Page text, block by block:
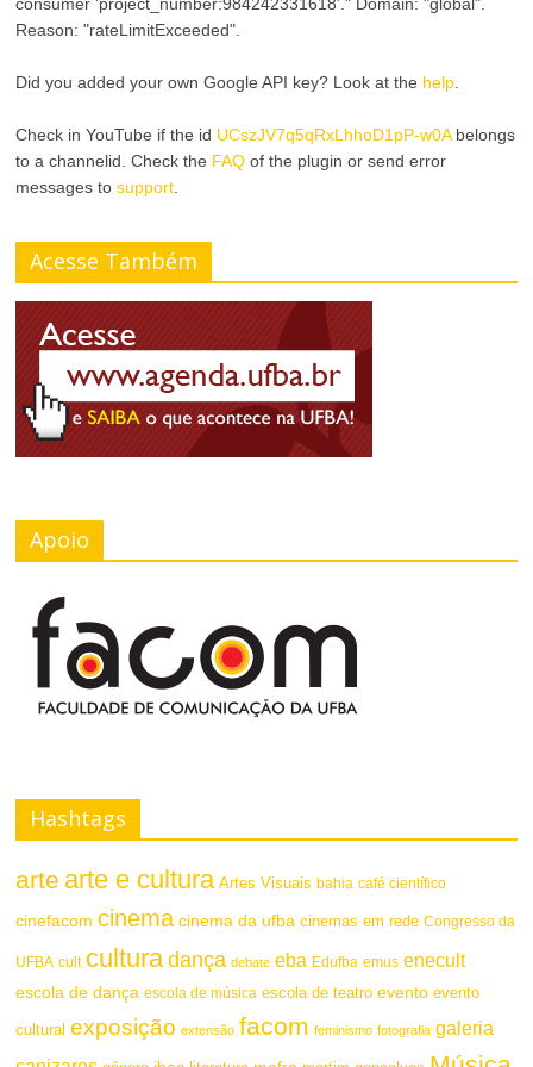
Reason: "rateLimitExceeded".
Did you added your own Google API key? Look at the help
Check in YouTube if the id UCszJV7q5qRxLhhoD1pP-w0Abelongs
to a channelid. Check the FAQ of the plugin or send error
messages tosupport
Acesse Também
Apoio
Hashtags
arte arte e cultura Artes Visuais bahia café científico
cinefacom cinema cinema da ufba cinemas em rede Congresso da
UFBA cult cultura dança debate eba Edufba emus enecult
escola de dança escola de música escola de teatro evento evento
cultural exposição extensão facom feminismo fotografia galeria